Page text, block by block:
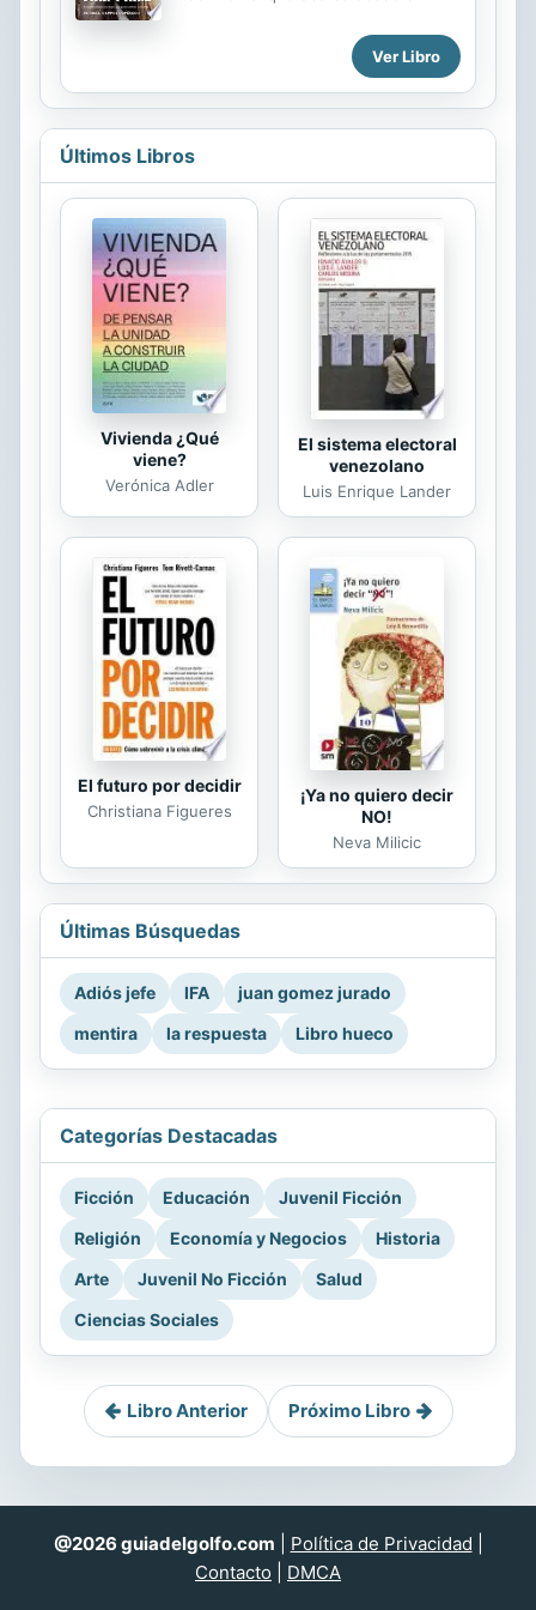
Merton lo conociera en 1968 y
realizase el famoso comentario de
que era «el hombre más grande que
primeros años de universidad en
Valencia, hasta la pasión por volar
que la empujó a entrar en la Armada
española...
Ver Libro
Últimos Libros
Vivienda ¿Qué
viene?
Verónica Adler
El sistema electoral
venezolano
Luis Enrique Lander
El futuro por decidir
Christiana Figueres
¡Ya no quiero decir
NO!
Neva Milicic
Últimas Búsquedas
Adiós jefe IFA
juan gomez jurado
mentira
la respuesta Libro hueco
Categorías Destacadas
Ficción Educación
Juvenil Ficción
Religión
Economía y Negocios
Historia
Arte
Juvenil No Ficción
Salud
Ciencias Sociales
Libro Anterior Próximo Libro
@2026 guiadelgolfo.com Política de Privacidad
Contacto
DMCA